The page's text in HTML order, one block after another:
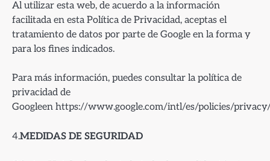
Al utilizar esta web, de acuerdo a la información
facilitada en esta Política de Privacidad, aceptas el
tratamiento de datos por parte de Google en la forma y
para los fines indicados.
Para más información, puedes consultar la política de
privacidad de
Googleen https://www.google.com/intl/es/policies/
4.MEDIDAS DE SEGURIDAD